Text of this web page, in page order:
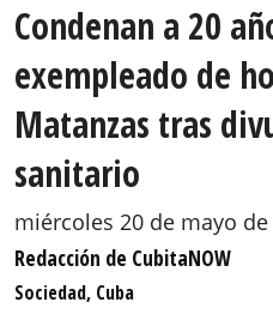
Condenan a 20
exempleado de
Matanzas tras
sanitario
miércoles 20 de mayo de
Redacción de CubitaNOW
Sociedad, Cuba